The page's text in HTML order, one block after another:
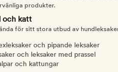
produkter.
och katt
för sitt stora utbud av
och pipande leksaker
och leksaker med prassel
och kattungar